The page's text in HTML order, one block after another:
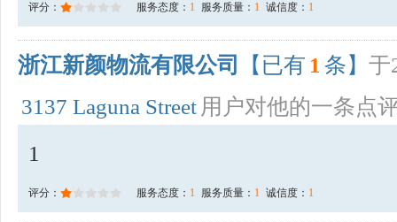
评分： 服务态度： 1 服务质量： 1 诚信度： 1
浙江新颜物流有限公司 【已有 1 条】 于
3137 Laguna Street 用户对他的一条点
1
评分： 服务态度： 1 服务质量： 1 诚信度： 1